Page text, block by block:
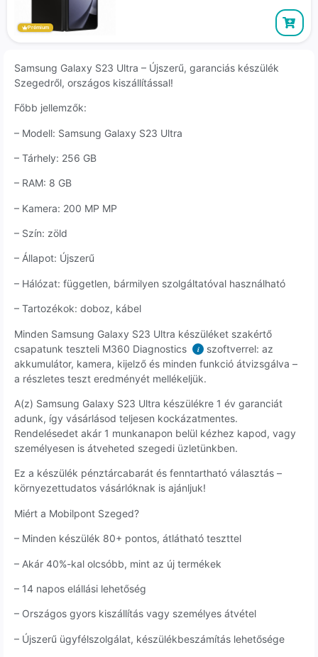
Prémium
Samsung Galaxy S23 Ultra – Újszerű, garanciás készülék
Szegedről, országos kiszállítással!
Főbb jellemzők:
– Modell: Samsung Galaxy S23 Ultra
– Tárhely: 256 GB
– RAM: 8 GB
– Kamera: 200 MP MP
– Szín: zöld
– Állapot: Újszerű
– Hálózat: független, bármilyen szolgáltatóval használható
– Tartozékok: doboz, kábel
Minden Samsung Galaxy S23 Ultra készüléket szakértő
csapatunk teszteli M360 Diagnostics
i
szoftverrel: az
akkumulátor, kamera, kijelző és minden funkció átvizsgálva –
a részletes teszt eredményét mellékeljük.
A(z) Samsung Galaxy S23 Ultra készülékre 1 év garanciát
adunk, így vásárlásod teljesen kockázatmentes.
Rendelésedet akár 1 munkanapon belül kézhez kapod, vagy
személyesen is átveheted szegedi üzletünkben.
Ez a készülék pénztárcabarát és fenntartható választás –
környezettudatos vásárlóknak is ajánljuk!
Miért a Mobilpont Szeged?
– Minden készülék 80+ pontos, átlátható teszttel
– Akár 40%-kal olcsóbb, mint az új termékek
– 14 napos elállási lehetőség
– Országos gyors kiszállítás vagy személyes átvétel
– Újszerű ügyfélszolgálat, készülékbeszámítás lehetősége